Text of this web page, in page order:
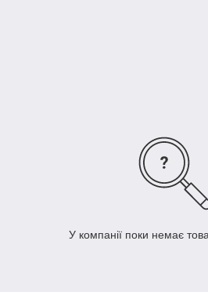
У компанії поки немає